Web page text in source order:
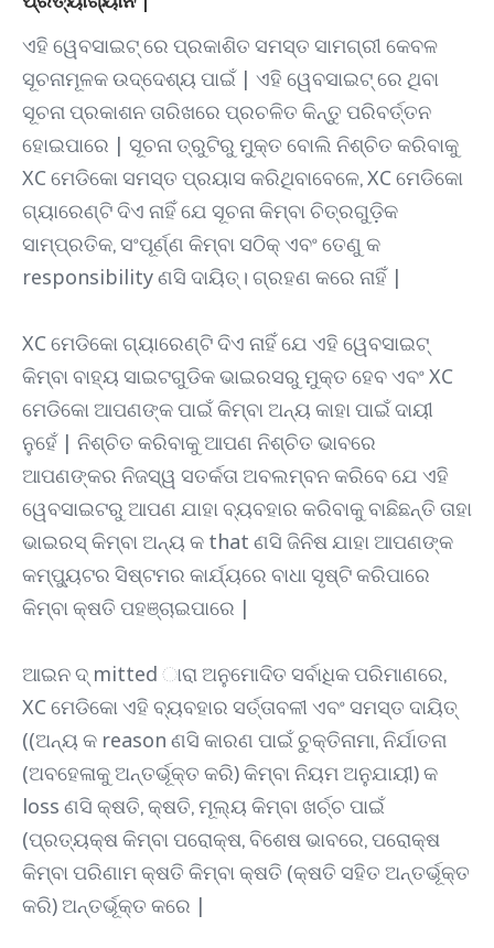
ଏହି ୱେବସାଇଟ୍ ରେ ପ୍ରକାଶିତ ସମସ୍ତ ସାମଗ୍ରୀ କେବଳ
ସୂଚନାମୂଳକ ଉଦ୍ଦେଶ୍ୟ ପାଇଁ | ଏହି ୱେବସାଇଟ୍ ରେ ଥିବା
ସୂଚନା ପ୍ରକାଶନ ତାରିଖରେ ପ୍ରଚଳିତ କିନ୍ତୁ ପରିବର୍ତ୍ତନ
ହୋଇପାରେ | ସୂଚନା ତ୍ରୁଟିରୁ ମୁକ୍ତ ବୋଲି ନିଶ୍ଚିତ କରିବାକୁ
XC ମେଡିକୋ ସମସ୍ତ ପ୍ରୟାସ କରିଥିବାବେଳେ, XC ମେଡିକୋ
ଗ୍ୟାରେଣ୍ଟି ଦିଏ ନାହିଁ ଯେ ସୂଚନା କିମ୍ବା ଚିତ୍ରଗୁଡ଼ିକ
ସାମ୍ପ୍ରତିକ, ସଂପୂର୍ଣ୍ଣ କିମ୍ବା ସଠିକ୍ ଏବଂ ତେଣୁ କ
responsibility ଣସି ଦାୟିତ୍। ଗ୍ରହଣ କରେ ନାହିଁ |
XC ମେଡିକୋ ଗ୍ୟାରେଣ୍ଟି ଦିଏ ନାହିଁ ଯେ ଏହି ୱେବସାଇଟ୍
କିମ୍ବା ବାହ୍ୟ ସାଇଟଗୁଡିକ ଭାଇରସରୁ ମୁକ୍ତ ହେବ ଏବଂ XC
ମେଡିକୋ ଆପଣଙ୍କ ପାଇଁ କିମ୍ବା ଅନ୍ୟ କାହା ପାଇଁ ଦାୟୀ
ନୁହେଁ | ନିଶ୍ଚିତ କରିବାକୁ ଆପଣ ନିଶ୍ଚିତ ଭାବରେ
ଆପଣଙ୍କର ନିଜସ୍ୱ ସତର୍କତା ଅବଲମ୍ବନ କରିବେ ଯେ ଏହି
ୱେବସାଇଟରୁ ଆପଣ ଯାହା ବ୍ୟବହାର କରିବାକୁ ବାଛିଛନ୍ତି ତାହା
ଭାଇରସ୍ କିମ୍ବା ଅନ୍ୟ କ that ଣସି ଜିନିଷ ଯାହା ଆପଣଙ୍କ
କମ୍ପ୍ୟୁଟର ସିଷ୍ଟମର କାର୍ଯ୍ୟରେ ବାଧା ସୃଷ୍ଟି କରିପାରେ
କିମ୍ବା କ୍ଷତି ପହଞ୍ଚାଇପାରେ |
ଆଇନ ଦ୍ mitted ାରା ଅନୁମୋଦିତ ସର୍ବାଧିକ ପରିମାଣରେ,
XC ମେଡିକୋ ଏହି ବ୍ୟବହାର ସର୍ତ୍ତାବଳୀ ଏବଂ ସମସ୍ତ ଦାୟିତ୍
((ଅନ୍ୟ କ reason ଣସି କାରଣ ପାଇଁ ଚୁକ୍ତିନାମା, ନିର୍ଯାତନା
(ଅବହେଳାକୁ ଅନ୍ତର୍ଭୂକ୍ତ କରି) କିମ୍ବା ନିୟମ ଅନୁଯାୟୀ) କ
loss ଣସି କ୍ଷତି, କ୍ଷତି, ମୂଲ୍ୟ କିମ୍ବା ଖର୍ଚ୍ଚ ପାଇଁ
(ପ୍ରତ୍ୟକ୍ଷ କିମ୍ବା ପରୋକ୍ଷ, ବିଶେଷ ଭାବରେ, ପରୋକ୍ଷ
କିମ୍ବା ପରିଣାମ କ୍ଷତି କିମ୍ବା କ୍ଷତି (କ୍ଷତି ସହିତ ଅନ୍ତର୍ଭୂକ୍ତ
କରି) ଅନ୍ତର୍ଭୂକ୍ତ କରେ |